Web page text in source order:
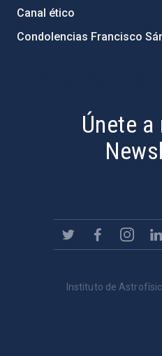
Canal ético
Condolencias Francisco
Únete
Instituto de